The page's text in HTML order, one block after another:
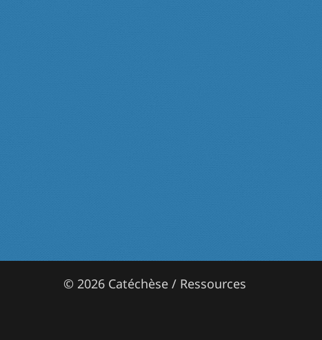
© 2026 Catéchèse / Ressources